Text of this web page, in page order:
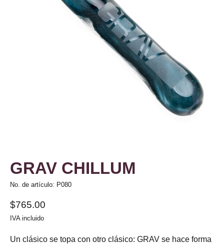
GRAV CHILLUM
No. de artículo: P080
$765.00
IVA incluido
Un clásico se topa con otro clásico: GRAV se hace forma